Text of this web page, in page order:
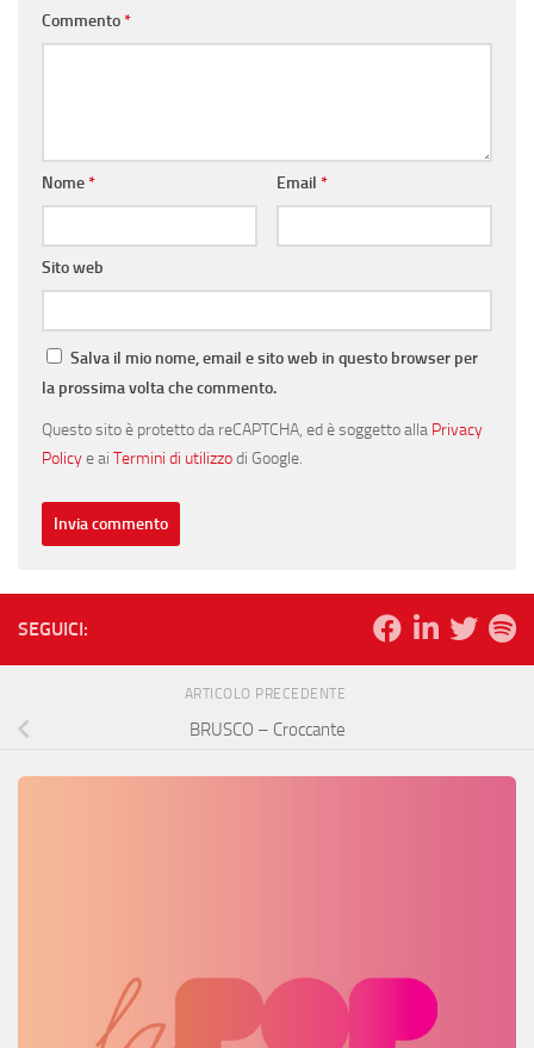
Commento*
Nome* Email *
Sito web
Salva il mio nome, email e sito web in questo browser per
la prossima volta che commento.
Questo sito è protetto da reCAPTCHA, ed è soggetto alla Privacy
Policye ai Termini di utilizzodi Google.
SEGUICI:
ARTICOLO PRECEDENTE
BRUSCO – Croccante